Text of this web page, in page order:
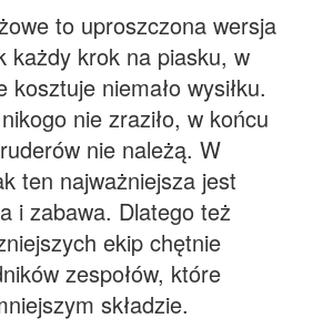
to uproszczona wersja
każdy krok na piasku, w
kosztuje niemało wysiłku.
nie zraziło, w końcu
nie należą. W
ten najważniejsza jest
i zabawa. Dlatego też
ekip chętnie
zespołów, które
składzie.